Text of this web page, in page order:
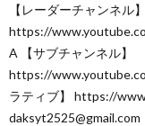
【レーダーチャンネル】
https://
A 【サブチャンネル】
https://
ラティブ】 https://